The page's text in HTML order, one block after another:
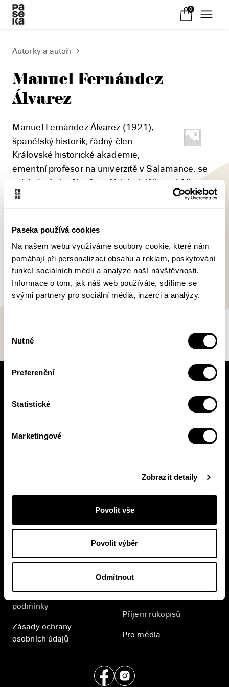
Paseka používá cookies
Na našem webu využíváme soubory cookie, které nám
pomáhají při personalizaci obsahu a reklam, poskytování
funkcí sociálních médií a analýze naší návštěvnosti.
Informace o tom, jak náš web používáte, sdílíme se
svými partnery pro sociální média, inzerci a analýzy.
souhlasu
Nutné
Preferenční
Statistické
Marketingové
Zobrazit detaily
Povolit vše
Povolit výběr
Odmítnout
0
Autorky a autoři
Manuel Fernández
Álvarez
Manuel Fernández Álvarez (1921),
španělský historik, řádný člen
Královské historické akademie,
emeritní profesor na univerzitě v Salamance, se
zabývá především španělskými dějinami 16.
století. Z mnoha publikací se staly
století (Národní cena za historii), Filip II. a jeho
člověk (deset vydání během jednoho roku).
newsletterem budete vědět o všem, co se v
zákulisí, novinky, nebo slevové akce.
Přihlášením se k odběru novinek souhlasíte se
Všeobecné obchodní
podmínky
Zásady ochrany
osobních údajů
Kontakt
English
Příjem rukopisů
Pro média